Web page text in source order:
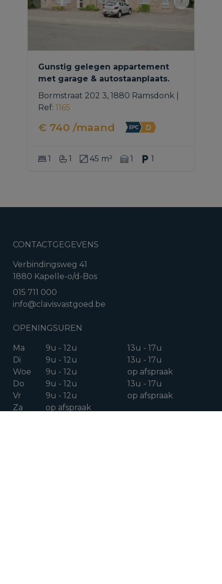
Gunstig gelegen appartement
met garage & autostaanplaats.
Bormstraat 202 3, 1880 Ramsdonk
Ref: 1165
€ 740 /maand
1 1 45 m² 1 1
CONTACTGEGEVENS
Verbindingsweg 41
1880 Kapelle-o/d-Bos
015 711 000
info@clavisvastgoed.be
OPENINGSUREN
Ma 9u - 12u
13u - 17u
Di
9u - 12u
13u - 17u
Woe
9u - 12u
op afspraak
Do
9u - 12u
13u - 17u
Vr
9u - 12u
op afspraak
Za
op afspraak